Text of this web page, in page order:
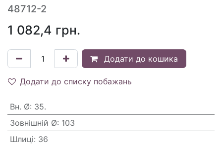
48712-2
1 082,4 грн.
Додати до кошика
Додати до списку побажань
Вн. Ø: 35.
Зовнішній Ø: 103
Шлиці: 36